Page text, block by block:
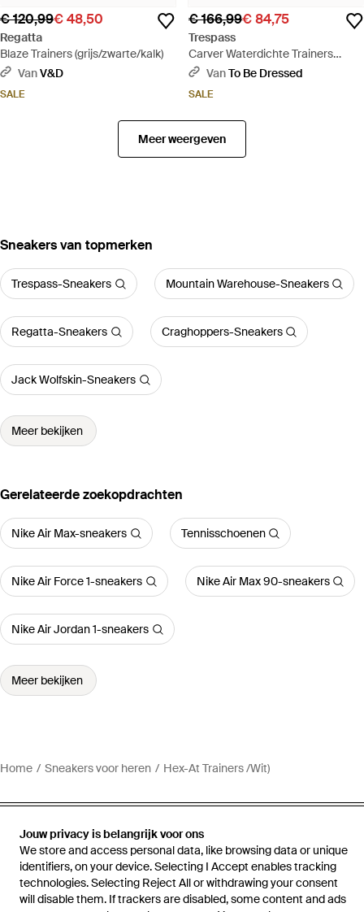
Jouw privacy is belangrijk voor ons
We store and access personal data, like browsing data or unique
identifiers, on your device. Selecting I Accept enables tracking
technologies. Selecting Reject All or withdrawing your consent
will disable them. If trackers are disabled, some content and ads
€ 120,99€ 48,50
Regatta
Blaze Trainers (grijs/zwarte/kalk)
VanV&D
SALE
€ 166,99€ 84,75
Trespass
Carver Waterdichte Trainers
(zwart)
VanTo Be Dressed
SALE
Meer weergeven
‪Sneakers‬ van topmerken
Trespass-Sneakers Mountain Warehouse-Sneakers
Regatta-Sneakers Craghoppers-Sneakers
Jack Wolfskin-Sneakers
Meer bekijken
Gerelateerde zoekopdrachten
Nike Air Max-sneakers Tennisschoenen
Nike Air Force 1-sneakers Nike Air Max 90-sneakers
Nike Air Jordan 1-sneakers
Meer bekijken
Home Sneakers voor heren Hex-At Trainers /Wit)
Hulp en informatie